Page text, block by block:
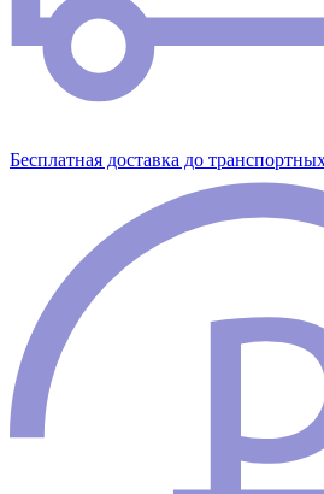
Бесплатная доставка до